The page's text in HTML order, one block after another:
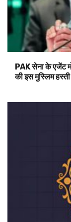
PAK सेना के एजेंट
की इस मुस्लिम